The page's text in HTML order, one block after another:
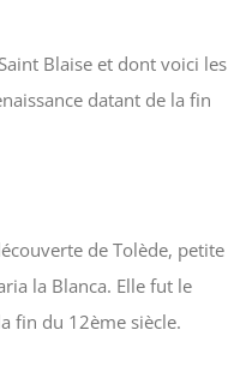
Blaise et dont voici les
datant de la fin
de Tolède, petite
la Blanca. Elle fut le
fin du 12ème siècle.